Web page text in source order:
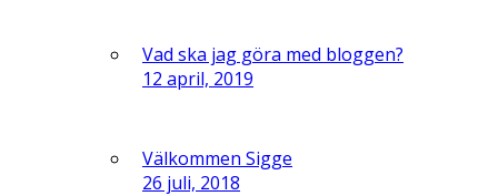
Vad ska jag göra med bloggen?
12 april, 2019
Välkommen Sigge
26 juli, 2018